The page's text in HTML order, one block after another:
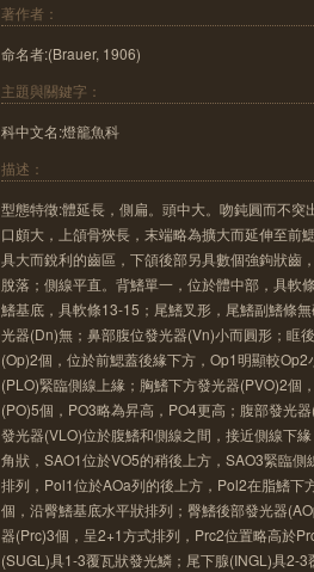
著作者：
命名者:(Brauer, 1906)
主題與關鍵字：
科中文名:燈籠魚科
描述：
型態特徵:體延長，側扁。頭中大。吻鈍圓而不突
口頗大，上頜骨狹長，末端略為擴大而延伸至前
具大而銳利的齒區，下頜後部另具數個強鉤狀齒
脫落；側線平直。背鰭單一，位於體中部，具軟
鰭基底，具軟條13-15；尾鰭叉形，尾鰭副鰭條
光器(Dn)無；鼻部腹位發光器(Vn)小而圓形；眶
(Op)2個，位於前鰓蓋後緣下方，Op1明顯較
(PLO)緊臨側線上緣；胸鰭下方發光器(PVO)2個
(PO)5個，PO3略為昇高，PO4更高；腹部發光
發光器(VLO)位於腹鰭和側線之間，接近側線下
角狀，SAO1位於VO5的稍後上方，SAO3緊臨
排列，Pol1位於AOa列的後上方，Pol2在脂鰭下
個，沿臀鰭基底水平狀排列；臀鰭後部發光器
器(Prc)3個，呈2+1方式排列，Prc2位置略高於
(SUGL)具1-3覆瓦狀發光鱗；尾下腺(INGL)具2-